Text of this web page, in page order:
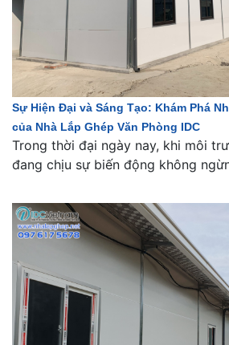
Sự Hiện Đại và Sáng Tạo: Khám Phá
của Nhà Lắp Ghép Văn Phòng IDC
Trong thời đại ngày nay, khi môi
đang chịu sự biến động không